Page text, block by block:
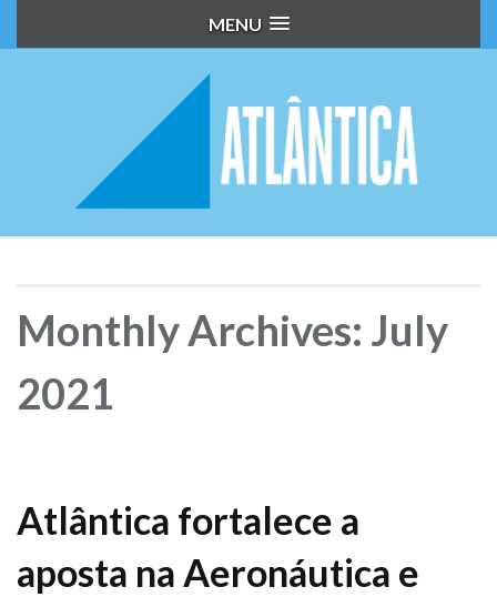
MENU
Monthly Archives: July
2021
Atlântica fortalece a
aposta na Aeronáutica e